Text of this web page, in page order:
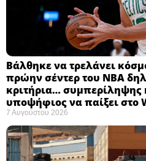
Βάλθηκε να τρελάνει
πρώην σέντερ του NBA
κριτήρια… συμπερίληψης
υποψήφιος να παίξει στο
7 Αυγούστου 2026